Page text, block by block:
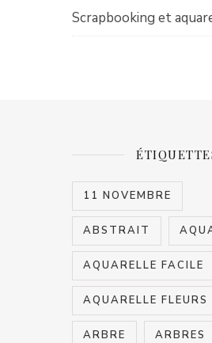
Scrapbooking et
11 NOVEMBRE
ABSTRAIT
AQUARELLE FACILE
AQUARELLE FLEURS
ARBRE ARBRES